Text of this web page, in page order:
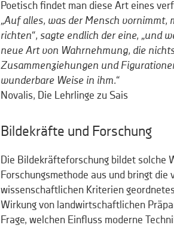
Poetisch findet man diese Art eines
„Auf alles, was der Mensch
richten“, sagte endlich der eine, „und
neue Art von Wahrnehmung, die
Zusammenziehungen und
wunderbare Weise in ihm.“
Novalis, Die Lehrlinge zu Sais
Bildekräfte und Forschung
Die Bildekräfteforschung bildet solche
Forschungsmethode aus und bringt
wissenschaftlichen Kriterien
Wirkung von landwirtschaftlichen
Frage, welchen Einfluss moderne